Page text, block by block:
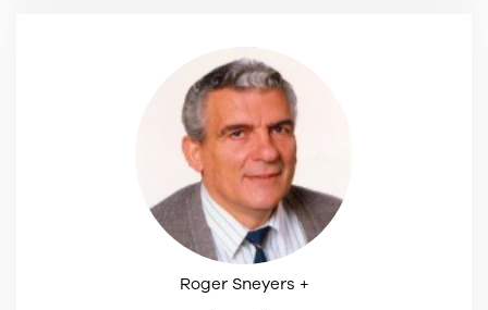
Roger Sneyers +